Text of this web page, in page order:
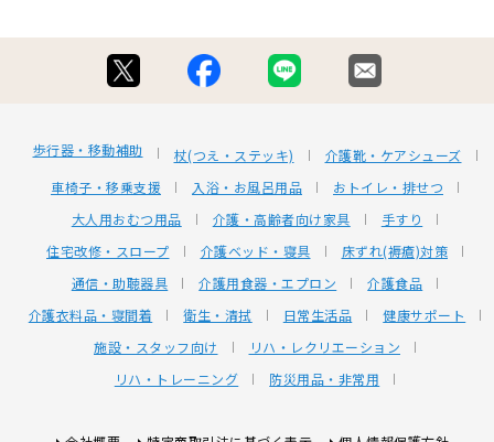
歩行器・移動補助 杖(つえ・ステッキ)
介護靴・ケアシューズ
車椅子・移乗支援
入浴・お風呂用品
おトイレ・排せつ
大人用おむつ用品
介護・高齢者向け家具
手すり
住宅改修・スロープ
介護ベッド・寝具
床ずれ(褥瘡)対策
通信・助聴器具
介護用食器・エプロン
介護食品
介護衣料品・寝間着
衛生・清拭 日常生活品
健康サポート
施設・スタッフ向け
リハ・レクリエーション
リハ・トレーニング
防災用品・非常用